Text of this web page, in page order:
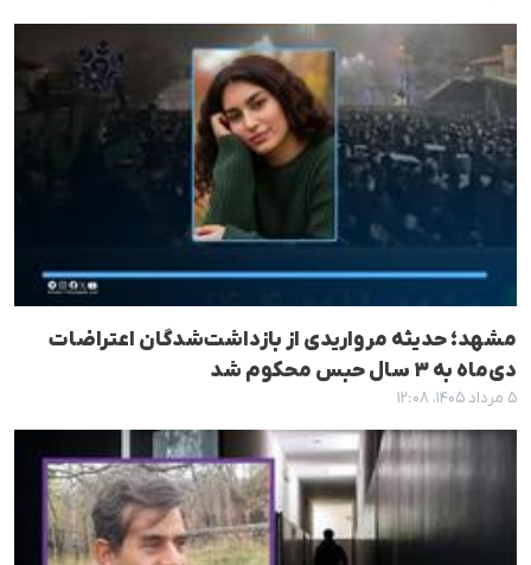
مشهد؛ حدیثه مرواریدی از بازداشت‌شدگان اعتراضات
دی‌ماه به ۳ سال حبس محکوم شد
۵ مرداد ۱۴۰۵، ۱۲:۰۸